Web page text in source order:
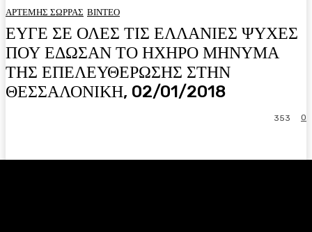
ΑΡΤΕΜΗΣ ΣΩΡΡΑΣ ΒΙΝΤΕΟ
ΕΥΓΕ ΣΕ ΟΛΕΣ ΤΙΣ ΕΛΛΑΝΙΕΣ ΨΥΧΕΣ
ΠΟΥ ΕΔΩΣΑΝ ΤΟ ΗΧΗΡΟ ΜΗΝΥΜΑ
ΤΗΣ ΕΠΕΛΕΥΘΕΡΩΣΗΣ ΣΤΗΝ
ΘΕΣΣΑΛΟΝΙΚΗ, 02/01/2018
0
353